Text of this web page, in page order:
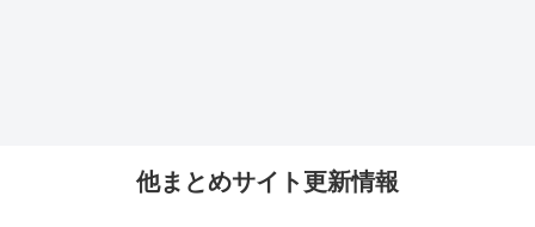
他まとめサイト更新情報